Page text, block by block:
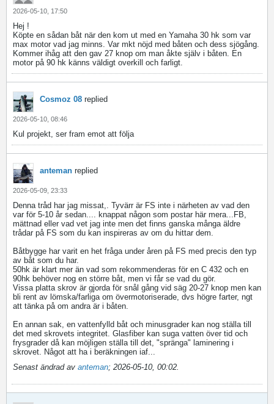
2026-05-10, 17:50
Hej !
Köpte en sådan båt när den kom ut med en Yamaha 30 hk som var
max motor vad jag minns. Var mkt nöjd med båten och dess sjögång.
Kommer ihåg att den gav 27 knop om man åkte själv i båten. En
motor på 90 hk känns väldigt overkill och farligt.
Cosmoz 08 replied
2026-05-10, 08:46
Kul projekt, ser fram emot att följa
anteman replied
2026-05-09, 23:33
Denna tråd har jag missat,. Tyvärr är FS inte i närheten av vad den
var för 5-10 år sedan.... knappat någon som postar här mera...FB,
mättnad eller vad vet jag inte men det finns ganska många äldre
trådar på FS som du kan inspireras av om du hittar dem.
Båtbygge har varit en het fråga under åren på FS med precis den typ
av båt som du har.
50hk är klart mer än vad som rekommenderas för en C 432 och en
90hk behöver nog en större båt, men vi får se vad du gör.
Vissa platta skrov är gjorda för snål gång vid säg 20-27 knop men kan
bli rent av lömska/farliga om övermotoriserade, dvs högre farter, ngt
att tänka på om andra är i båten.
En annan sak, en vattenfylld båt och minusgrader kan nog ställa till
det med skrovets integritet. Glasfiber kan suga vatten över tid och
frysgrader då kan möjligen ställa till det, "spränga" laminering i
skrovet. Något att ha i beräkningen iaf...
Senast ändrad av anteman; 2026-05-10, 00:02